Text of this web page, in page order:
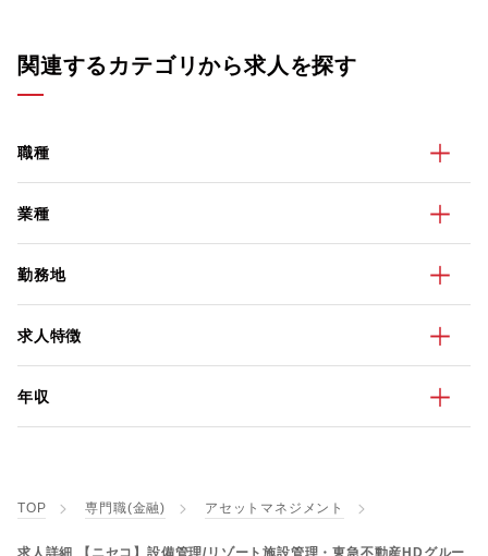
関連するカテゴリから求人を探す
職種
業種
勤務地
求人特徴
年収
TOP 専門職(金融) アセットマネジメント
求人詳細 【ニセコ】設備管理/リゾート施設管理・東急不動産HDグルー